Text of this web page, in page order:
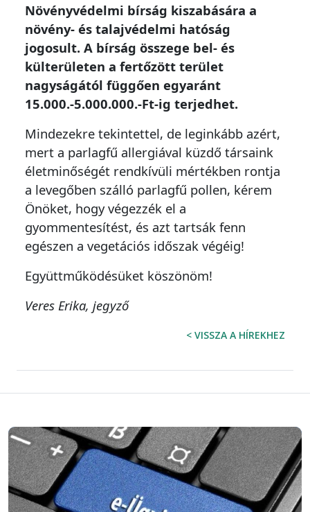
Növényvédelmi bírság kiszabására a
növény- és talajvédelmi hatóság
jogosult. A bírság összege bel- és
külterületen a fertőzött terület
nagyságától függően egyaránt
15.000.-5.000.000.-Ft-ig terjedhet.
Mindezekre tekintettel, de leginkább azért,
mert a parlagfű allergiával küzdő társaink
életminőségét rendkívüli mértékben rontja
a levegőben szálló parlagfű pollen, kérem
Önöket, hogy végezzék el a
gyommentesítést, és azt tartsák fenn
egészen a vegetációs időszak végéig!
Együttműködésüket köszönöm!
Veres Erika, jegyző
< VISSZA A HÍREKHEZ